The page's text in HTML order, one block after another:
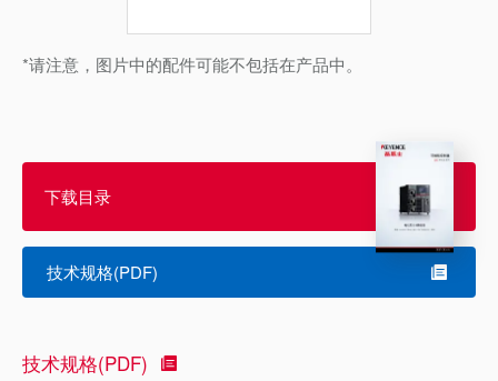
*请注意，图片中的配件可能不包括在产品中。
下载目录
技术规格(PDF)
技术规格(PDF)